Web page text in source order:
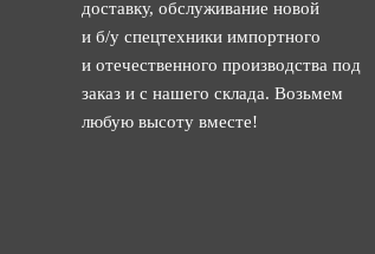
доставку, обслуживание новой
и б/у спецтехники импортного
и отечественного производства под
заказ и с нашего склада. Возьмем
любую высоту вместе!